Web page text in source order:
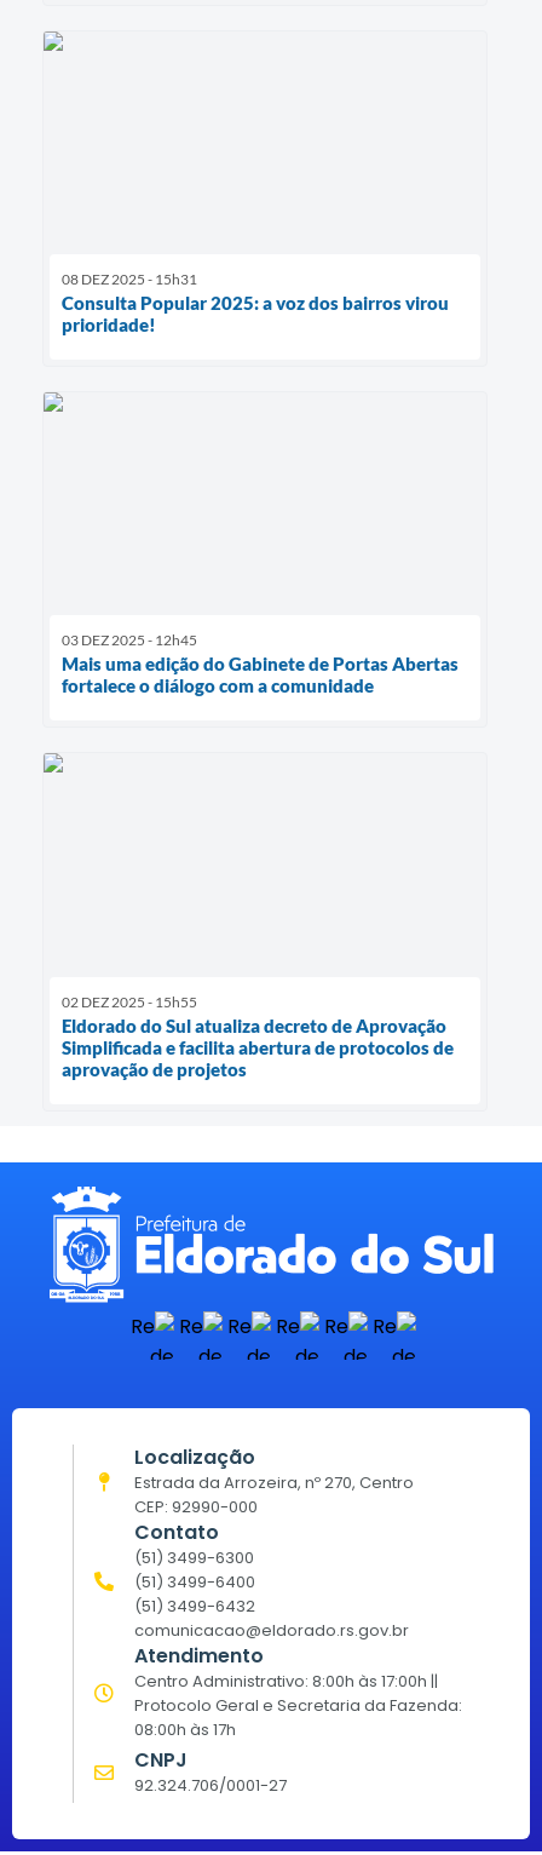
08 DEZ 2025 - 15h31
Consulta Popular 2025: a voz dos bairros virou
prioridade!
03 DEZ 2025 - 12h45
Mais uma edição do Gabinete de Portas Abertas
fortalece o diálogo com a comunidade
02 DEZ 2025 - 15h55
Eldorado do Sul atualiza decreto de Aprovação
Simplificada e facilita abertura de protocolos de
aprovação de projetos
Localização
Estrada da Arrozeira, nº 270, Centro
CEP: 92990-000
Contato
(51) 3499-6300
(51) 3499-6400
(51) 3499-6432
comunicacao@eldorado.rs.gov.br
Atendimento
Centro Administrativo: 8:00h às 17:00h ||
Protocolo Geral e Secretaria da Fazenda:
08:00h às 17h
CNPJ
92.324.706/0001-27